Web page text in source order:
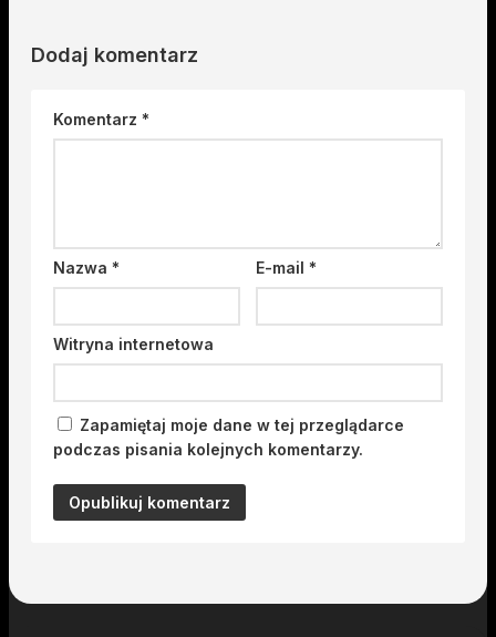
Dodaj komentarz
Komentarz *
Nazwa * E-mail*
Witryna internetowa
Zapamiętaj moje dane w tej przeglądarce
podczas pisania kolejnych komentarzy.